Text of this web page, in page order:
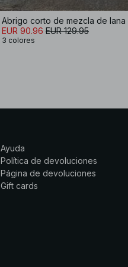
EUR 90.96 EUR 129.95
3 colores
Ayuda
Política de devoluciones
Página de devoluciones
Gift cards